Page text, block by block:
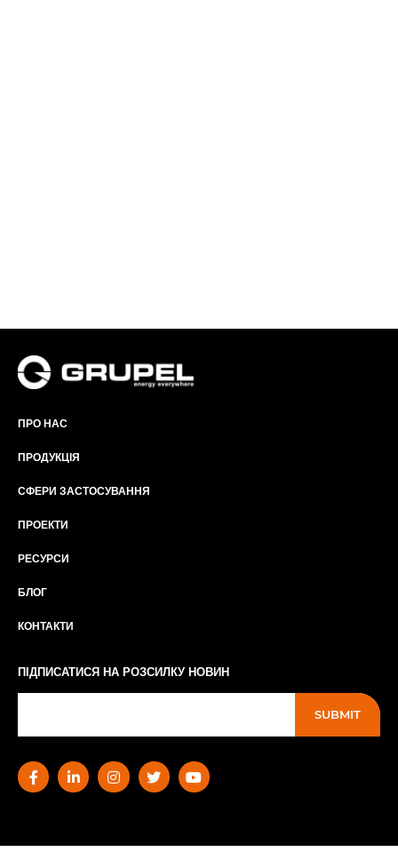
ПРО НАС
ПРОДУКЦІЯ
СФЕРИ ЗАСТОСУВАННЯ
ПРОЕКТИ
РЕСУРСИ
БЛОГ
КОНТАКТИ
ПІДПИСАТИСЯ НА РОЗСИЛКУ НОВИН
SUBMIT